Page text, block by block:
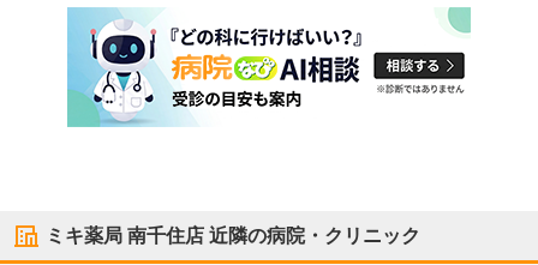
ミキ薬局 南千住店 近隣の病院・クリニック